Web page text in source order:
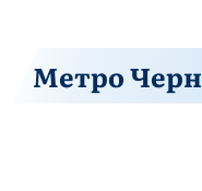
Метро